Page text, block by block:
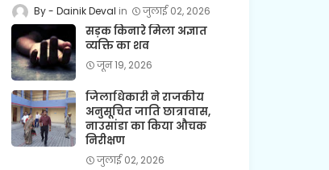
Dainik Deval जुलाई 02, 2026
सड़क किनारे मिला अज्ञात
व्यक्ति का शव
जून 19, 2026
जिलाधिकारी ने राजकीय
अनुसूचित जाति छात्रावास,
नाउसांडा का किया औचक
निरीक्षण
जुलाई 02, 2026